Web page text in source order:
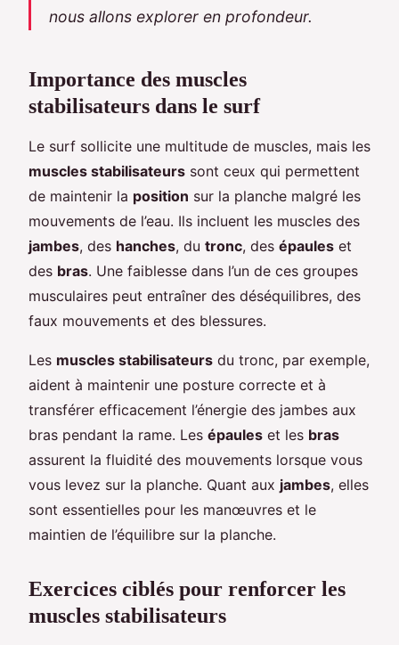
nous allons explorer en profondeur.
Importance des muscles
stabilisateurs dans le surf
Le surf sollicite une multitude de muscles, mais les
muscles stabilisateurs sont ceux qui permettent
de maintenir la position sur la planche malgré les
mouvements de l’eau. Ils incluent les muscles des
jambes, des hanches, du tronc, des épaules et
des bras. Une faiblesse dans l’un de ces groupes
musculaires peut entraîner des déséquilibres, des
faux mouvements et des blessures.
Les muscles stabilisateurs du tronc, par exemple,
aident à maintenir une posture correcte et à
transférer efficacement l’énergie des jambes aux
bras pendant la rame. Les épaules et les bras
assurent la fluidité des mouvements lorsque vous
vous levez sur la planche. Quant aux jambes, elles
sont essentielles pour les manœuvres et le
maintien de l’équilibre sur la planche.
Exercices ciblés pour renforcer les
muscles stabilisateurs